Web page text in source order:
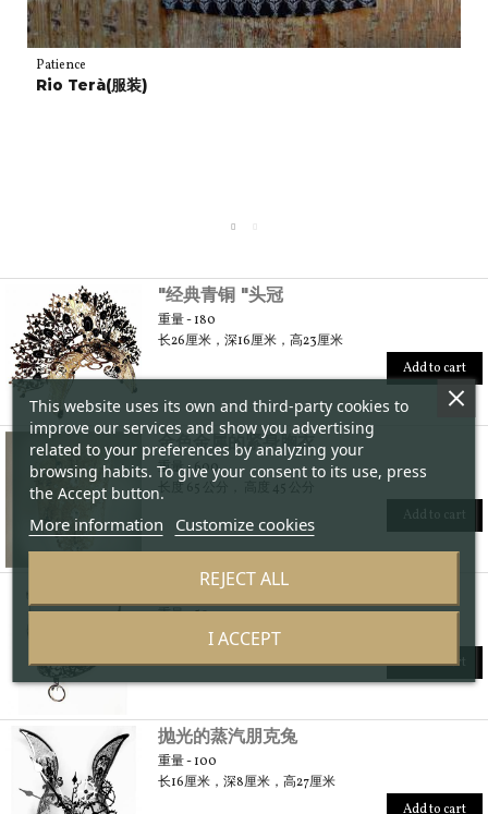
Patience
Rio Terà(服装)
"经典青铜 "头冠
重量 - 180
长26厘米，深16厘米，高23厘米
Add to cart
金色金属的紧身胸衣
重量 - 600
长度 65 公分， 高度 45 公分
Add to cart
金属COVID面具盖
重量 - 50
长度 16 公分，深度11公分，高度18公分
Add to cart
抛光的蒸汽朋克兔
重量 - 100
长16厘米，深8厘米，高27厘米
Add to cart
This website uses its own and third-party cookies to
improve our services and show you advertising
related to your preferences by analyzing your
browsing habits. To give your consent to its use, press
the Accept button.
More information Customize cookies
REJECT ALL
I ACCEPT